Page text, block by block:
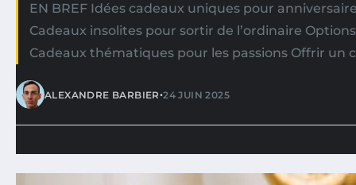
EN BREF Idées cadeaux uniques pour
Cadeaux insolites pour sortir de l’ordinaire
Cadeaux thématiques pour les passions Offrir un
ALEXANDRE BARBIER•24 JUIN 2025